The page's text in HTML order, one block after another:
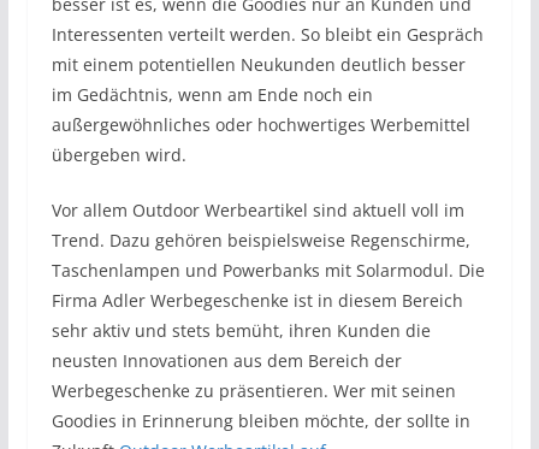
Interessenten verteilt werden. So bleibt ein Gespräch
mit einem potentiellen Neukunden deutlich besser
im Gedächtnis, wenn am Ende noch ein
außergewöhnliches oder hochwertiges Werbemittel
übergeben wird.
Vor allem Outdoor Werbeartikel sind aktuell voll im
Trend. Dazu gehören beispielsweise Regenschirme,
Taschenlampen und Powerbanks mit Solarmodul. Die
Firma Adler Werbegeschenke ist in diesem Bereich
sehr aktiv und stets bemüht, ihren Kunden die
neusten Innovationen aus dem Bereich der
Werbegeschenke zu präsentieren. Wer mit seinen
Goodies in Erinnerung bleiben möchte, der sollte in